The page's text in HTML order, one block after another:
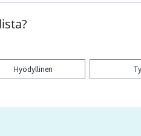
Hyödyllinen